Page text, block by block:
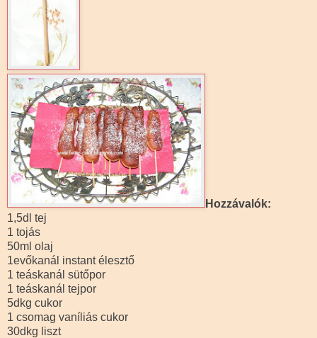
Hozzávalók:
1,5dl tej
1 tojás
50ml olaj
1evőkanál instant élesztő
1 teáskanál sütőpor
1 teáskanál tejpor
5dkg cukor
1 csomag vaníliás cukor
30dkg liszt